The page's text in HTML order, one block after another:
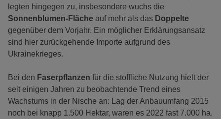
legten hingegen zu, insbesondere wuchs die
Sonnenblumen-Fläche auf mehr als das Doppelte
gegenüber dem Vorjahr. Ein möglicher Erklärungsansatz
sind hier zurückgehende Importe aufgrund des
Ukrainekrieges.
Bei den Faserpflanzen für die stoffliche Nutzung hielt der
seit einigen Jahren zu beobachtende Trend eines
Wachstums in der Nische an: Lag der Anbauumfang 2015
noch bei knapp 1.500 Hektar, waren es 2022 fast 7.000 ha.